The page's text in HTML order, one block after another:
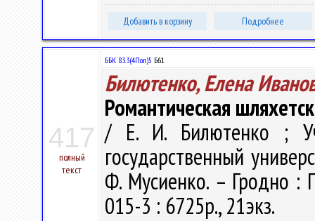
Добавить в корзину Подробнее
417
полный
текст
ББК 83.3(4Пол)5 Б61
Билютенко, Елена
Романтическая
/ Е. И. Билютенко ;
государственный
Ф. Мусиенко. – Гродно :
015-3 : 6725р., 21экз.